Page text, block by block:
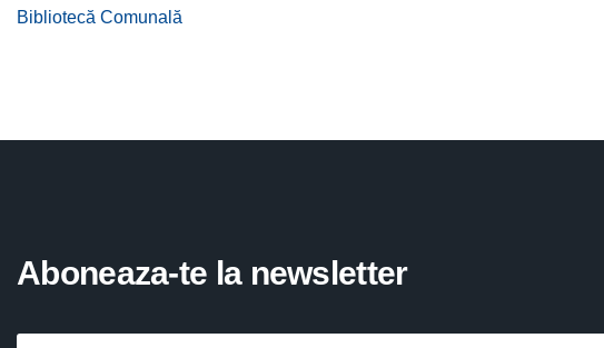
Aboneaza-te la newsletter